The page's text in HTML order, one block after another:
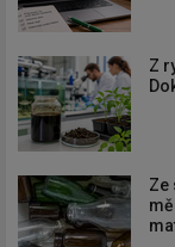
Z
Ze